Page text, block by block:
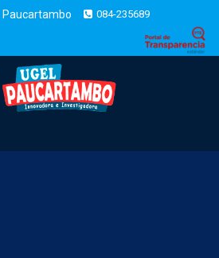
Paucartambo 084-235689